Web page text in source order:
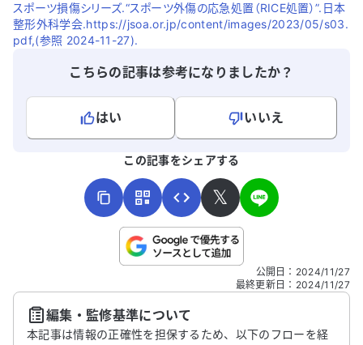
スポーツ損傷シリーズ.“スポーツ外傷の応急処置（RICE処置）”.日本
整形外科学会.https://jsoa.or.jp/content/images/2023/05/s03.
pdf,(参照 2024-11-27).
こちらの記事は参考になりましたか？
はい
いいえ
こちらは送信専用のフォームです。氏名やご自身の病気の詳細な
送信する
この記事をシェアする
𝕏
公開日 ： 2024/11/27
最終更新日 ： 2024/11/27
編集・監修基準について
本記事は情報の正確性を担保するため、以下のフローを経